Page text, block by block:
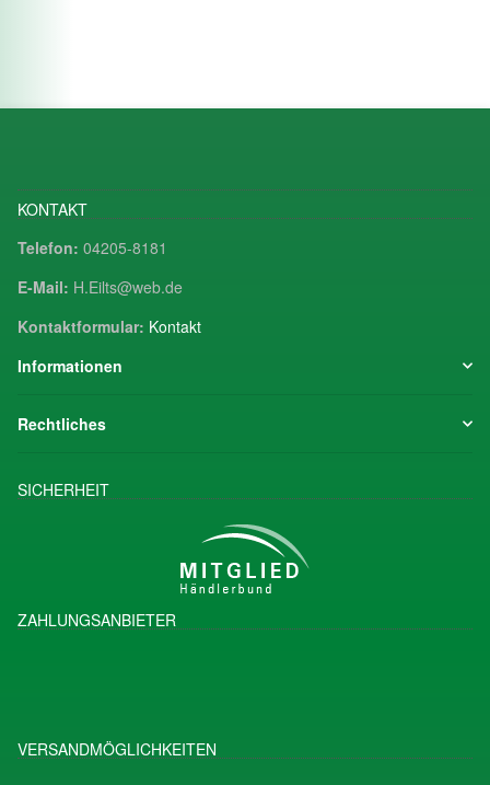
KONTAKT
Telefon: 04205-8181
E-Mail: H.Eilts@web.de
Kontaktformular: Kontakt
Informationen
Rechtliches
SICHERHEIT
ZAHLUNGSANBIETER
VERSANDMÖGLICHKEITEN